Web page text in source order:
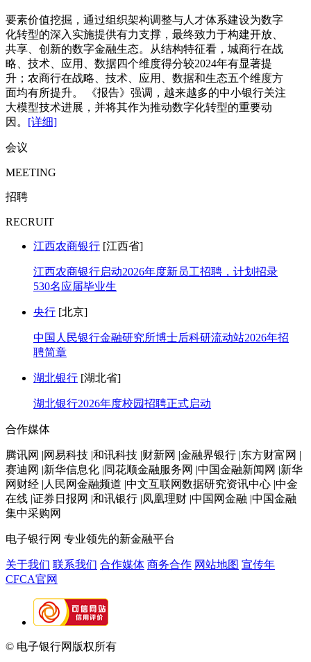
要素价值挖掘，通过组织架构调整与人才体系建设为数字
化转型的深入实施提供有力支撑，最终致力于构建开放、
共享、创新的数字金融生态。从结构特征看，城商行在战
略、技术、应用、数据四个维度得分较2024年有显著提
升；农商行在战略、技术、应用、数据和生态五个维度方
面均有所提升。 《报告》强调，越来越多的中小银行关注
大模型技术进展，并将其作为推动数字化转型的重要动
因。 [详细]
会议
MEETING
招聘
RECRUIT
江西农商银行 [江西省]
江西农商银行启动2026年度新员工招聘，计划招录
530名应届毕业生
央行 [北京]
中国人民银行金融研究所博士后科研流动站2026年招
聘简章
湖北银行 [湖北省]
湖北银行2026年度校园招聘正式启动
合作媒体
腾讯网 |网易科技 |和讯科技 |财新网 |金融界银行 |东方财富网 |
赛迪网 |新华信息化 |同花顺金融服务网 |中国金融新闻网 |新华
网财经 |人民网金融频道 |中文互联网数据研究资讯中心 |中金
在线 |证券日报网 |和讯银行 |凤凰理财 |中国网金融 |中国金融
集中采购网
电子银行网 专业领先的新金融平台
关于我们 联系我们 合作媒体 商务合作 网站地图 宣传年
CFCA官网
© 电子银行网版权所有